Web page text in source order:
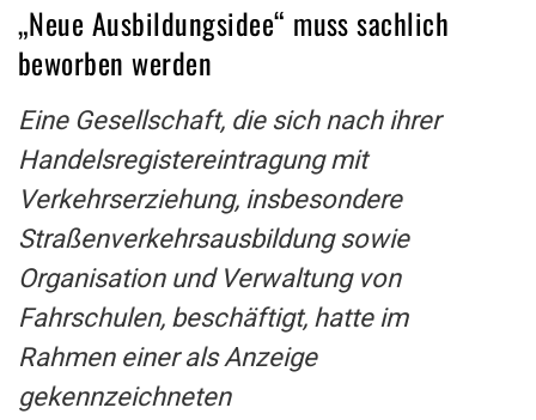
„Neue Ausbildungsidee“ muss sachlich
beworben werden
Eine Gesellschaft, die sich nach ihrer
Handelsregistereintragung mit
Verkehrserziehung, insbesondere
Straßenverkehrsausbildung sowie
Organisation und Verwaltung von
Fahrschulen, beschäftigt, hatte im
Rahmen einer als Anzeige
gekennzeichneten